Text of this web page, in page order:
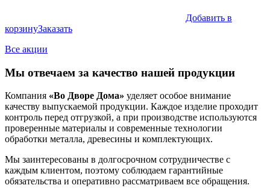
Добавить в
корзинуЗаказать
Все акции
Мы отвечаем за качество нашей продукции
Компания «Во Дворе Дома» уделяет особое внимание
качеству выпускаемой продукции. Каждое изделие проходит
контроль перед отгрузкой, а при производстве используются
проверенные материалы и современные технологии
обработки металла, древесины и комплектующих.
Мы заинтересованы в долгосрочном сотрудничестве с
каждым клиентом, поэтому соблюдаем гарантийные
обязательства и оперативно рассматриваем все обращения.